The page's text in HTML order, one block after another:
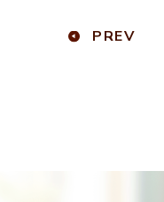
PREV